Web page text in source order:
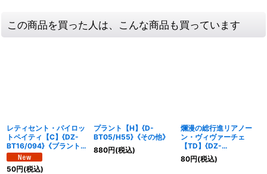
この商品を買った人は、こんな商品も買っています
レティセント・パイロッ
トペイティ【C】{DZ-
BT16/094}《ブラント
ゲート》
50円(税込)
プラント【H】{D-
BT05/H55}《その他》
880円(税込)
爛漫の総行進リアノー
ン・ヴィヴァーチェ
【TD】{DZ-
SS09/005}《ストイケ
イア》
80円(税込)